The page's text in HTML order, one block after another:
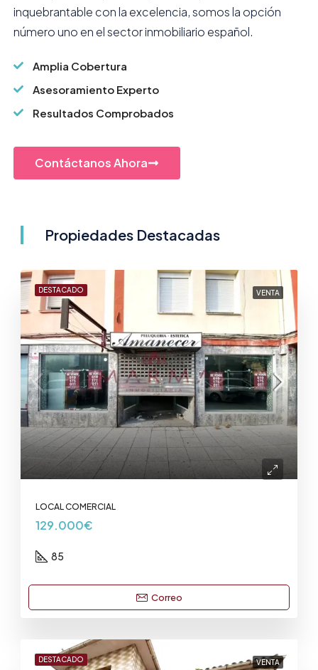
inquebrantable con la excelencia, somos la opción
número uno en el sector inmobiliario español.
Amplia Cobertura
Asesoramiento Experto
Resultados Comprobados
Contáctanos Ahora
Propiedades Destacadas
DESTACADO VENTA
LOCAL COMERCIAL
129.000€
85
Correo
DESTACADO VENTA